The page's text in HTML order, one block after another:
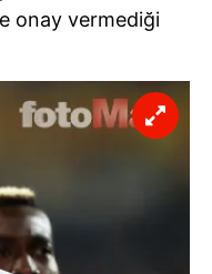
onay vermediği